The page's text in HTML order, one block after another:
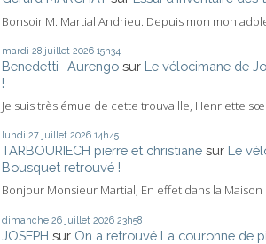
Bonsoir M. Martial Andrieu. Depuis mon mon
mardi 28 juillet 2026 15h34
Benedetti -Aurengo sur Le vélocimane de
!
Je suis très émue de cette trouvaille, Henriette
lundi 27 juillet 2026 14h45
TARBOURIECH pierre et christiane sur Le
Bousquet retrouvé !
Bonjour Monsieur Martial, En effet dans la Maison
dimanche 26 juillet 2026 23h58
JOSEPH sur On a retrouvé La couronne de